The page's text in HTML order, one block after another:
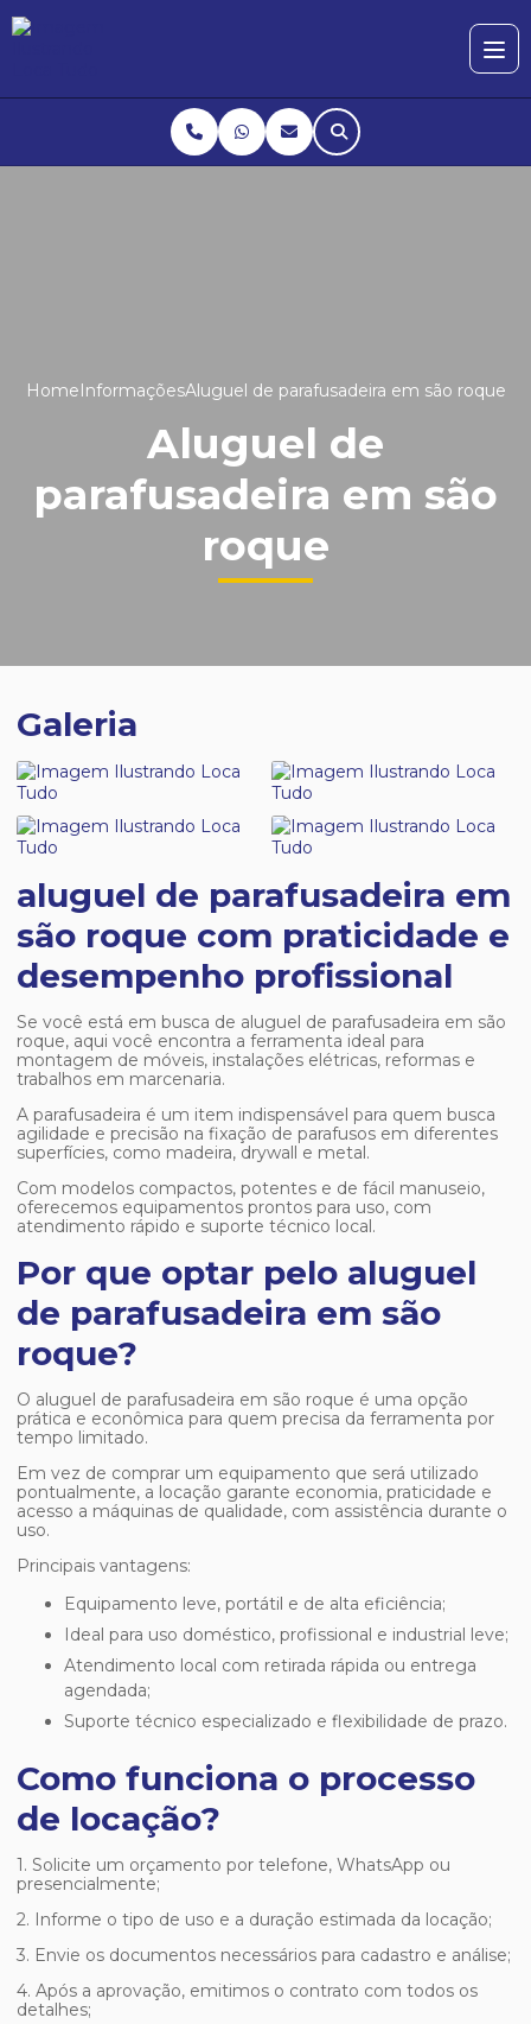
HomeInformaçõesAluguel de parafusadeira em são roque
Aluguel de
parafusadeira em são
roque
Galeria
aluguel de parafusadeira em
são roque com praticidade e
desempenho profissional
Se você está em busca de aluguel de parafusadeira em são
roque, aqui você encontra a ferramenta ideal para
montagem de móveis, instalações elétricas, reformas e
trabalhos em marcenaria.
A parafusadeira é um item indispensável para quem busca
agilidade e precisão na fixação de parafusos em diferentes
superfícies, como madeira, drywall e metal.
Com modelos compactos, potentes e de fácil manuseio,
oferecemos equipamentos prontos para uso, com
atendimento rápido e suporte técnico local.
Por que optar pelo aluguel
de parafusadeira em são
roque?
O aluguel de parafusadeira em são roque é uma opção
prática e econômica para quem precisa da ferramenta por
tempo limitado.
Em vez de comprar um equipamento que será utilizado
pontualmente, a locação garante economia, praticidade e
acesso a máquinas de qualidade, com assistência durante o
uso.
Principais vantagens:
Equipamento leve, portátil e de alta eficiência;
Ideal para uso doméstico, profissional e industrial leve;
Atendimento local com retirada rápida ou entrega
agendada;
Suporte técnico especializado e flexibilidade de prazo.
Como funciona o processo
de locação?
1. Solicite um orçamento por telefone, WhatsApp ou
presencialmente;
2. Informe o tipo de uso e a duração estimada da locação;
3. Envie os documentos necessários para cadastro e análise;
4. Após a aprovação, emitimos o contrato com todos os
detalhes;